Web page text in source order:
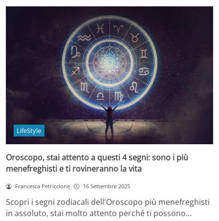
LifeStyle
Oroscopo, stai attento a questi 4 segni: sono i più
menefreghisti e ti rovineranno la vita
Francesca Petriccione 16 Settembre 2025
Scopri i segni zodiacali dell'Oroscopo più menefreghisti
in assoluto, stai molto attento perché ti possono…